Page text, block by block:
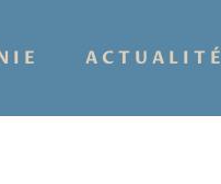
ACTUALITÉ